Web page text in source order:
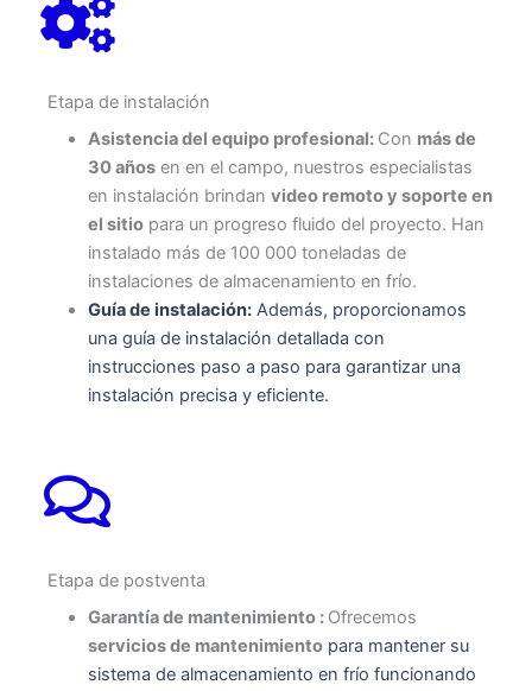
Etapa de instalación
Asistencia del equipo profesional: Con más de
30 añosen en el campo, nuestros especialistas
en instalación brindan video remoto y soporte en
el sitiopara un progreso fluido del proyecto. Han
instalado más de 100 000 toneladas de
instalaciones de almacenamiento en frío.
Guía de instalación:Además, proporcionamos
una guía de instalación detallada con
instrucciones paso a paso para garantizar una
instalación precisa y eficiente.
Etapa de postventa
Garantía de mantenimiento : Ofrecemos
servicios de mantenimientopara mantener su
sistema de almacenamiento en frío funcionando